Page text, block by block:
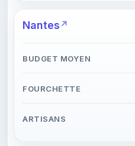
Nantes